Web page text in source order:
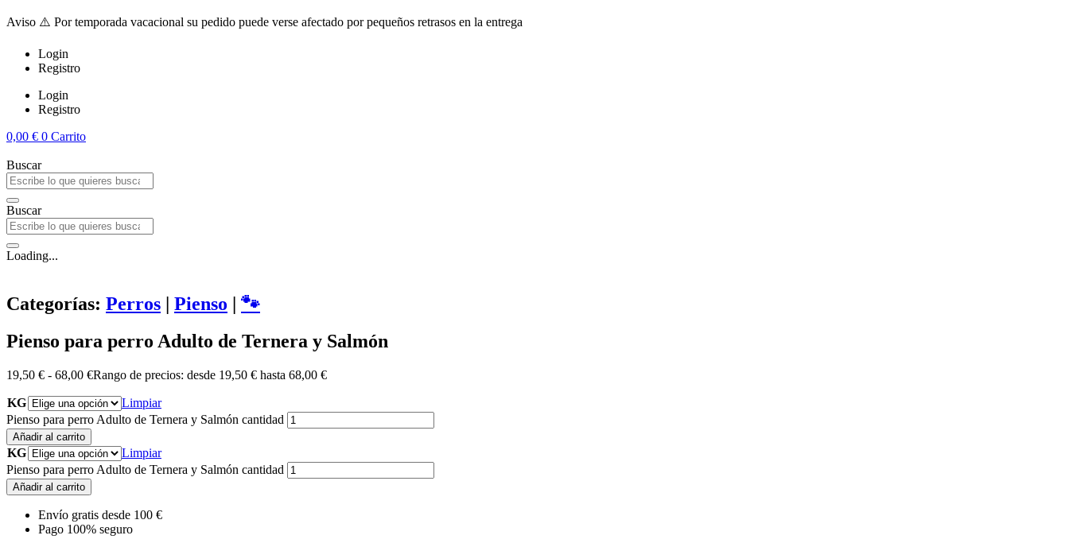
Aviso ⚠️ Por temporada vacacional su pedido puede verse afectado por pequeños retrasos en la entrega
Login
Registro
Login
Registro
0,00 € 0 Carrito
Buscar
Buscar
Loading...
Categorías: Perros | Pienso | 🐾
Pienso para perro Adulto de Ternera y Salmón
19,50 € - 68,00 €Rango de precios: desde 19,50 € hasta 68,00 €
KG
Limpiar
Pienso para perro Adulto de Ternera y Salmón cantidad
Añadir al carrito
KG
Limpiar
Pienso para perro Adulto de Ternera y Salmón cantidad
Añadir al carrito
Envío gratis desde 100 €
Pago 100% seguro